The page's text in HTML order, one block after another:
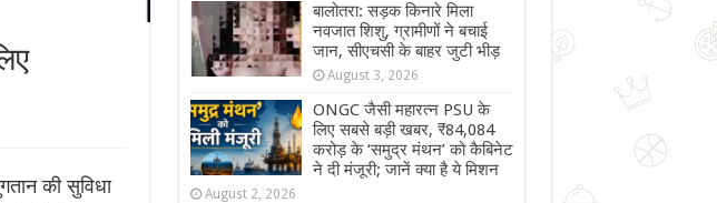
की सुविधा
बालोतरा: सड़क किनारे मिला
नवजात शिशु, ग्रामीणों ने बचाई
जान, सीएचसी के बाहर जुटी भीड़
August 3, 2026
ONGC जैसी महारत्न PSU के
लिए सबसे बड़ी खबर, ₹84,084
करोड़ के ‘समुद्र मंथन’ को कैबिनेट
ने दी मंजूरी; जानें क्या है ये मिशन
August 2, 2026